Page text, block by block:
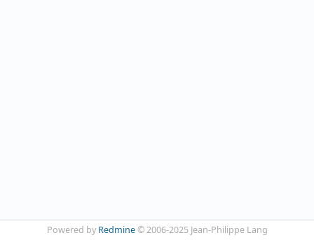
Powered by Redmine© 2006-2025 Jean-Philippe Lang